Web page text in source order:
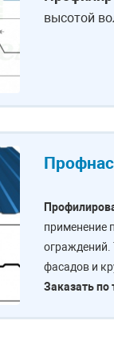
высотой
применение
ограждений.
фасадов и
Заказать по